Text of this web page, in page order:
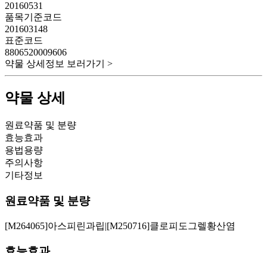
20160531
품목기준코드
201603148
표준코드
8806520009606
약물 상세정보 보러가기 >
약물 상세
원료약품 및 분량
효능효과
용법용량
주의사항
기타정보
원료약품 및 분량
[M264065]아스피린과립|[M250716]클로피도그렐황산염